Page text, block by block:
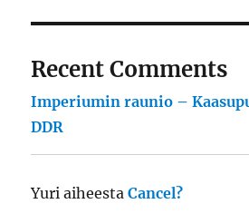
Recent Comments
Imperiumin raunio –
DDR
Yuri aiheestaCancel?